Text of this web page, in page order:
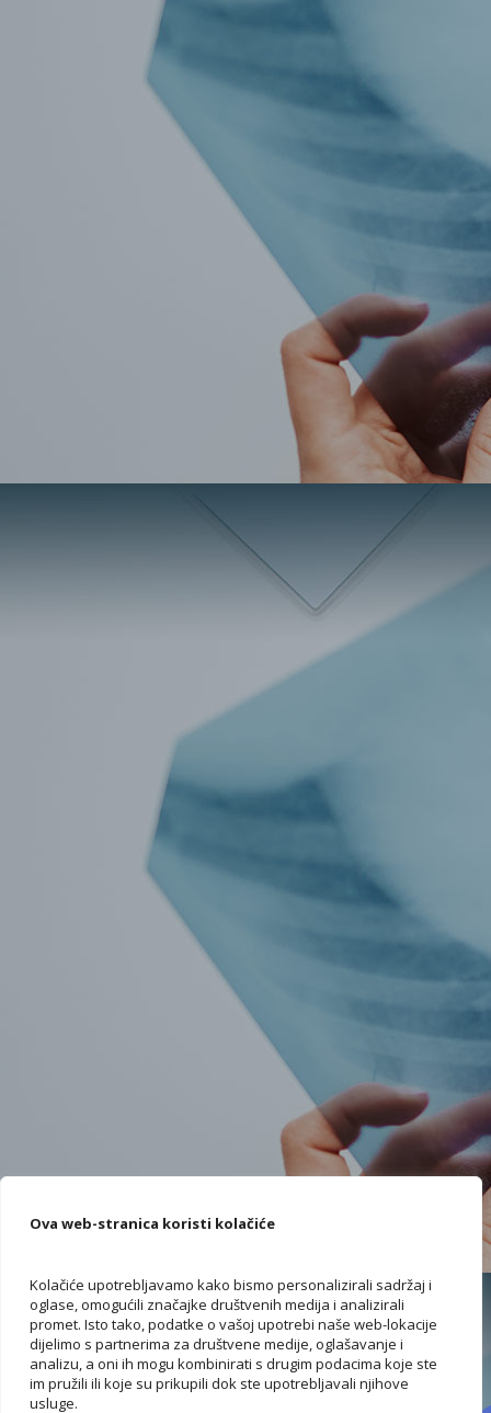
Ova web-stranica koristi kolačiće
Kolačiće upotrebljavamo kako bismo personalizirali sadržaj i
oglase, omogućili značajke društvenih medija i analizirali
promet. Isto tako, podatke o vašoj upotrebi naše web-lokacije
dijelimo s partnerima za društvene medije, oglašavanje i
analizu, a oni ih mogu kombinirati s drugim podacima koje ste
im pružili ili koje su prikupili dok ste upotrebljavali njihove
usluge.